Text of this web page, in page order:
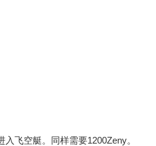
飞空艇。同样需要1200Zeny。